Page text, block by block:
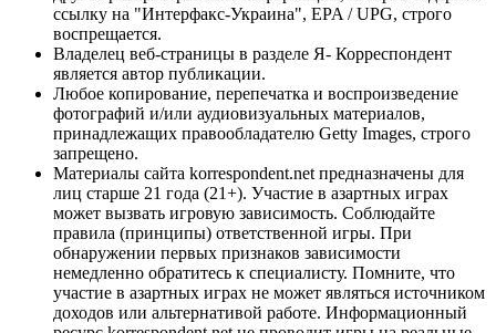
ссылку на "Интерфакс-Украина", EPA / UPG, строго
воспрещается.
Владелец веб-страницы в разделе Я- Корреспондент
является автор публикации.
Любое копирование, перепечатка и воспроизведение
фотографий и/или аудиовизуальных материалов,
принадлежащих правообладателю Getty Images, строго
запрещено.
Материалы сайта korrespondent.net предназначены для
лиц старше 21 года (21+). Участие в азартных играх
может вызвать игровую зависимость. Соблюдайте
правила (принципы) ответственной игры. При
обнаружении первых признаков зависимости
немедленно обратитесь к специалисту. Помните, что
участие в азартных играх не может являться источником
доходов или альтернативой работе. Информационный